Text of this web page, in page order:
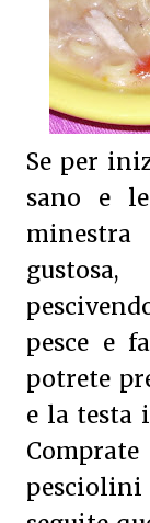
Se per
sano e
minestra
pesce e
potrete
e la testa